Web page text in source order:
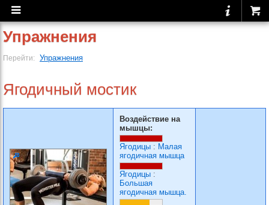
Упражнения
Перейти: Упражнения
Ягодичный мостик
Воздействие на
мышцы:
Ягодицы : Малая
ягодичная мышца
Ягодицы :
Большая
ягодичная мышца.